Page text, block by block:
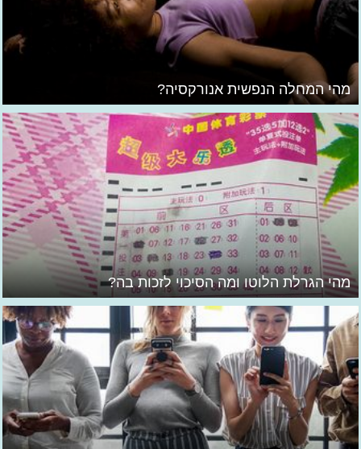
מהי המחלה הנפשית אנורקסיה?
מהי הגרלת הלוטו ומה הסיכוי לזכות בה?